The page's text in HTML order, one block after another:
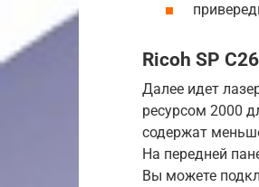
Ricoh SP
Далее идет
ресурсом 2000
содержат
На передней
Вы можете